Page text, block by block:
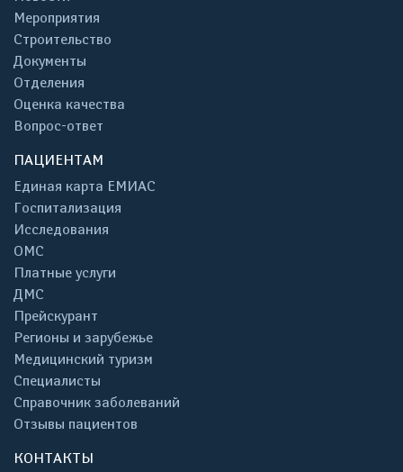
Мероприятия
Строительство
Документы
Отделения
Оценка качества
Вопрос-ответ
ПАЦИЕНТАМ
Единая карта ЕМИАС
Госпитализация
Исследования
ОМС
Платные услуги
ДМС
Прейскурант
Регионы и зарубежье
Медицинский туризм
Специалисты
Справочник заболеваний
Отзывы пациентов
КОНТАКТЫ